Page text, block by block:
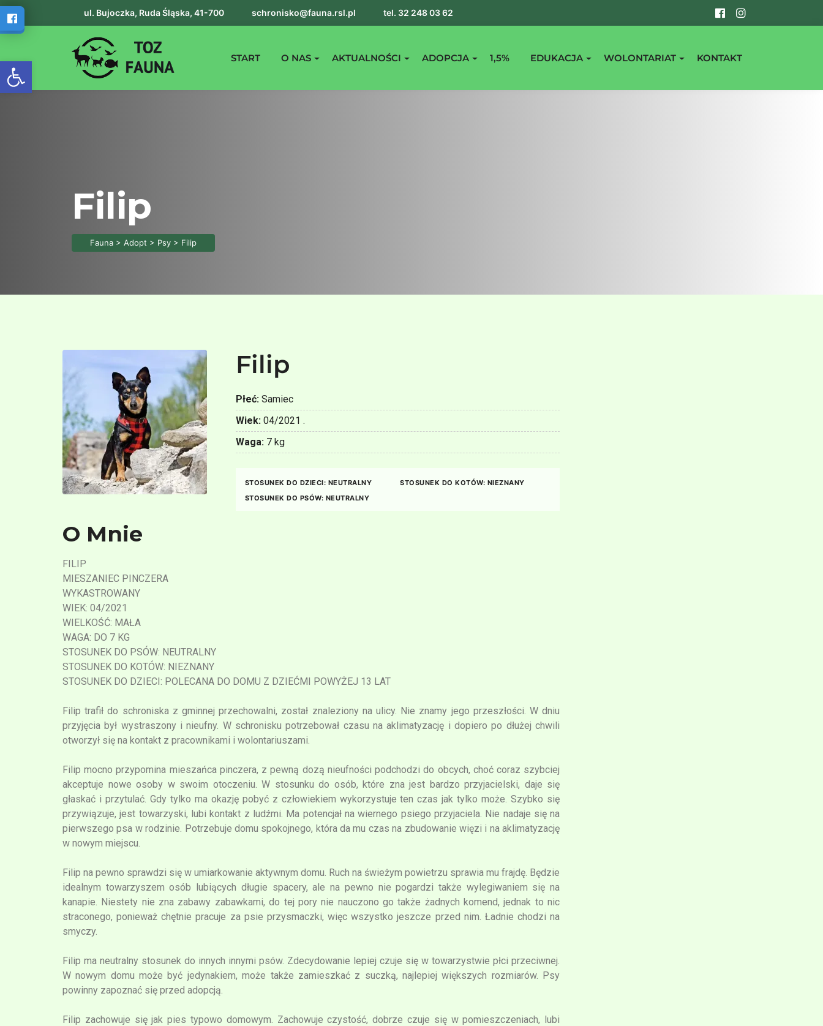
Otwórz pasek narzędzi
ul. Bujoczka, Ruda Śląska, 41-700 schronisko@fauna.rsl.pl tel. 32 248 03 62
START O NAS AKTUALNOŚCI ADOPCJA 1,5% EDUKACJA WOLONTARIAT KONTAKT
Filip
Fauna > Adopt > Psy > Filip
Filip
Płeć:Samiec
Wiek:04/2021 .
Waga:7 kg
STOSUNEK DO DZIECI: NEUTRALNY
STOSUNEK DO KOTÓW: NIEZNANY
STOSUNEK DO PSÓW: NEUTRALNY
O Mnie
FILIP
MIESZANIEC PINCZERA
WYKASTROWANY
WIEK: 04/2021
WIELKOŚĆ: MAŁA
WAGA: DO 7 KG
STOSUNEK DO PSÓW: NEUTRALNY
STOSUNEK DO KOTÓW: NIEZNANY
STOSUNEK DO DZIECI: POLECANA DO DOMU Z DZIEĆMI POWYŻEJ 13 LAT
Filip trafił do schroniska z gminnej przechowalni, został znaleziony na ulicy. Nie znamy jego przeszłości. W dniu
przyjęcia był wystraszony i nieufny. W schronisku potrzebował czasu na aklimatyzację i dopiero po dłużej chwili
otworzył się na kontakt z pracownikami i wolontariuszami.
Filip mocno przypomina mieszańca pinczera, z pewną dozą nieufności podchodzi do obcych, choć coraz szybciej
akceptuje nowe osoby w swoim otoczeniu. W stosunku do osób, które zna jest bardzo przyjacielski, daje się
głaskać i przytulać. Gdy tylko ma okazję pobyć z człowiekiem wykorzystuje ten czas jak tylko może. Szybko się
przywiązuje, jest towarzyski, lubi kontakt z ludźmi. Ma potencjał na wiernego psiego przyjaciela. Nie nadaje się na
pierwszego psa w rodzinie. Potrzebuje domu spokojnego, która da mu czas na zbudowanie więzi i na aklimatyzację
w nowym miejscu.
Filip na pewno sprawdzi się w umiarkowanie aktywnym domu. Ruch na świeżym powietrzu sprawia mu frajdę. Będzie
idealnym towarzyszem osób lubiących długie spacery, ale na pewno nie pogardzi także wylegiwaniem się na
kanapie. Niestety nie zna zabawy zabawkami, do tej pory nie nauczono go także żadnych komend, jednak to nic
straconego, ponieważ chętnie pracuje za psie przysmaczki, więc wszystko jeszcze przed nim. Ładnie chodzi na
smyczy.
Filip ma neutralny stosunek do innych innymi psów. Zdecydowanie lepiej czuje się w towarzystwie płci przeciwnej.
W nowym domu może być jedynakiem, może także zamieszkać z suczką, najlepiej większych rozmiarów. Psy
powinny zapoznać się przed adopcją.
Filip zachowuje się jak pies typowo domowym. Zachowuje czystość, dobrze czuje się w pomieszczeniach, lubi